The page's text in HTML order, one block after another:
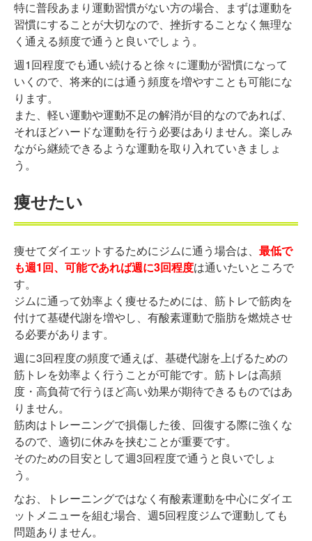
特に普段あまり運動習慣がない方の場合、まずは運動を
習慣にすることが大切なので、挫折することなく無理な
く通える頻度で通うと良いでしょう。
週1回程度でも通い続けると徐々に運動が習慣になって
いくので、将来的には通う頻度を増やすことも可能にな
ります。
また、軽い運動や運動不足の解消が目的なのであれば、
それほどハードな運動を行う必要はありません。楽しみ
ながら継続できるような運動を取り入れていきましょ
う。
痩せたい
痩せてダイエットするためにジムに通う場合は、 最低で
も週1回、可能であれば週に3回程度は通いたいところで
す。
ジムに通って効率よく痩せるためには、筋トレで筋肉を
付けて基礎代謝を増やし、有酸素運動で脂肪を燃焼させ
る必要があります。
週に3回程度の頻度で通えば、基礎代謝を上げるための
筋トレを効率よく行うことが可能です。筋トレは高頻
度・高負荷で行うほど高い効果が期待できるものではあ
りません。
筋肉はトレーニングで損傷した後、回復する際に強くな
るので、適切に休みを挟むことが重要です。
そのための目安として週3回程度で通うと良いでしょ
う。
なお、トレーニングではなく有酸素運動を中心にダイエ
ットメニューを組む場合、週5回程度ジムで運動しても
問題ありません。